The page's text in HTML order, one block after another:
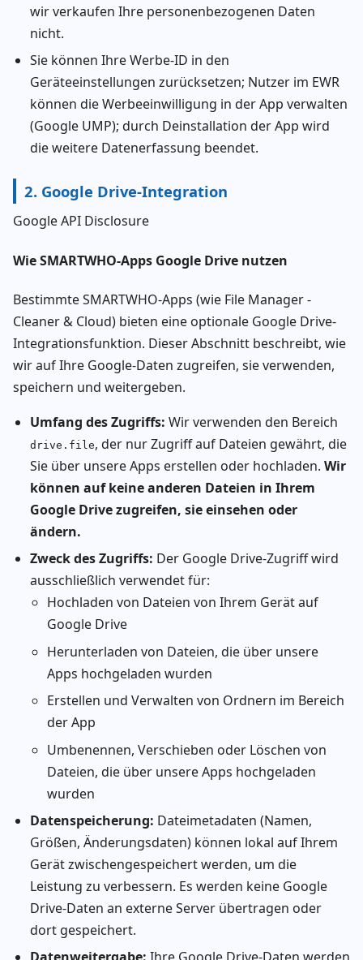
wir verkaufen Ihre personenbezogenen Daten
nicht.
Sie können Ihre Werbe-ID in den
Geräteeinstellungen zurücksetzen; Nutzer im EWR
können die Werbeeinwilligung in der App verwalten
(Google UMP); durch Deinstallation der App wird
die weitere Datenerfassung beendet.
2. Google Drive-Integration
Google API Disclosure
Wie SMARTWHO-Apps Google Drive nutzen
Bestimmte SMARTWHO-Apps (wie File Manager -
Cleaner & Cloud) bieten eine optionale Google Drive-
Integrationsfunktion. Dieser Abschnitt beschreibt, wie
wir auf Ihre Google-Daten zugreifen, sie verwenden,
speichern und weitergeben.
Umfang des Zugriffs: Wir verwenden den Bereich
drive.file, der nur Zugriff auf Dateien gewährt, die
Sie über unsere Apps erstellen oder hochladen. Wir
können auf keine anderen Dateien in Ihrem
Google Drive zugreifen, sie einsehen oder
ändern.
Zweck des Zugriffs: Der Google Drive-Zugriff wird
ausschließlich verwendet für:
Hochladen von Dateien von Ihrem Gerät auf
Google Drive
Herunterladen von Dateien, die über unsere
Apps hochgeladen wurden
Erstellen und Verwalten von Ordnern im Bereich
der App
Umbenennen, Verschieben oder Löschen von
Dateien, die über unsere Apps hochgeladen
wurden
Datenspeicherung: Dateimetadaten (Namen,
Größen, Änderungsdaten) können lokal auf Ihrem
Gerät zwischengespeichert werden, um die
Leistung zu verbessern. Es werden keine Google
Drive-Daten an externe Server übertragen oder
dort gespeichert.